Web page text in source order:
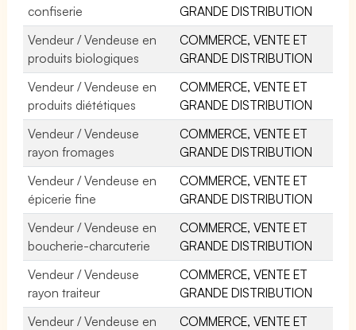
confiserie
GRANDE DISTRIBUTION
Vendeur / Vendeuse en
produits biologiques
COMMERCE, VENTE ET
GRANDE DISTRIBUTION
Vendeur / Vendeuse en
produits diététiques
COMMERCE, VENTE ET
GRANDE DISTRIBUTION
Vendeur / Vendeuse
rayon fromages
COMMERCE, VENTE ET
GRANDE DISTRIBUTION
Vendeur / Vendeuse en
épicerie fine
COMMERCE, VENTE ET
GRANDE DISTRIBUTION
Vendeur / Vendeuse en
boucherie-charcuterie
COMMERCE, VENTE ET
GRANDE DISTRIBUTION
Vendeur / Vendeuse
rayon traiteur
COMMERCE, VENTE ET
GRANDE DISTRIBUTION
Vendeur / Vendeuse en
COMMERCE, VENTE ET